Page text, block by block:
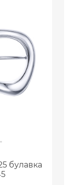
булавка